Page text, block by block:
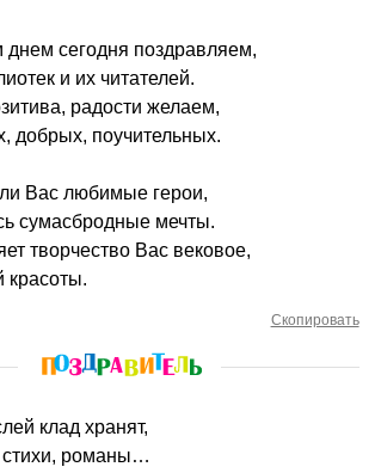
днем сегодня поздравляем,
и их читателей.
радости желаем,
добрых, поучительных.
Вас любимые герои,
сумасбродные мечты.
творчество Вас вековое,
красоты.
Скопировать
клад хранят,
романы…